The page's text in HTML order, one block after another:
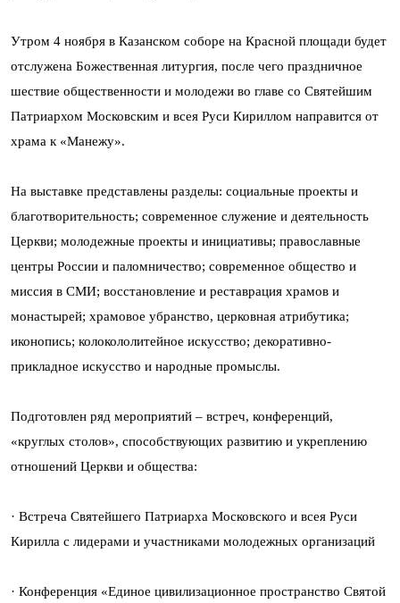
Утром 4 ноября в Казанском соборе на Красной площади будет
отслужена Божественная литургия, после чего праздничное
шествие общественности и молодежи во главе со Святейшим
Патриархом Московским и всея Руси Кириллом направится от
храма к «Манежу».
На выставке представлены разделы: социальные проекты и
благотворительность; современное служение и деятельность
Церкви; молодежные проекты и инициативы; православные
центры России и паломничество; современное общество и
миссия в СМИ; восстановление и реставрация храмов и
монастырей; храмовое убранство, церковная атрибутика;
иконопись; колокололитейное искусство; декоративно-
прикладное искусство и народные промыслы.
Подготовлен ряд мероприятий – встреч, конференций,
«круглых столов», способствующих развитию и укреплению
отношений Церкви и общества:
· Встреча Святейшего Патриарха Московского и всея Руси
Кирилла с лидерами и участниками молодежных организаций
· Конференция «Единое цивилизационное пространство Святой